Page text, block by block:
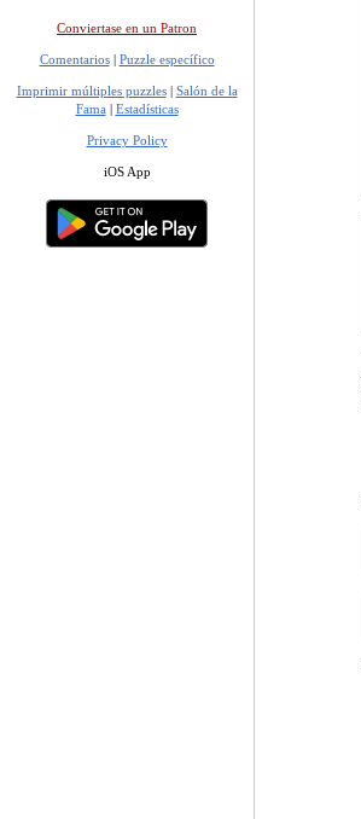
Conviertase en un Patron
Comentarios| Puzzle específico
Imprimir múltiples puzzles| Salón de la
Fama | Estadísticas
Privacy Policy
iOS App